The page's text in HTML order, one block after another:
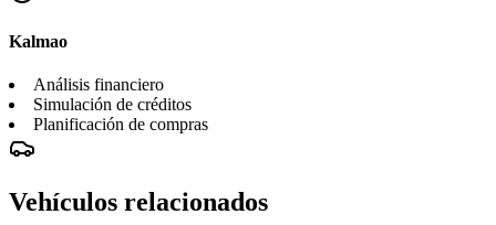
Kalmao
Análisis financiero
Simulación de créditos
Planificación de compras
Vehículos relacionados